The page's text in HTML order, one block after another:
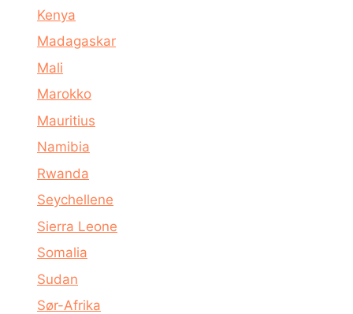
Kenya
Madagaskar
Mali
Marokko
Mauritius
Namibia
Rwanda
Seychellene
Sierra Leone
Somalia
Sudan
Sør-Afrika